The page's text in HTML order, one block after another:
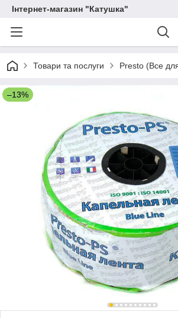
Інтернет-магазин "Катушка"
Товари та послуги Presto (Все
–13%